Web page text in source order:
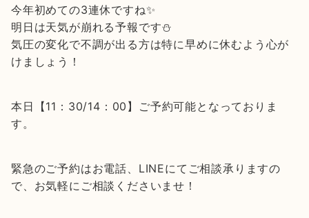
今年初めての3連休ですね✨
明日は天気が崩れる予報です⛄
気圧の変化で不調が出る方は特に早めに休むよう心が
けましょう！
本日【11：30/14：00】ご予約可能となっておりま
す。
緊急のご予約はお電話、LINEにてご相談承りますの
で、お気軽にご相談くださいませ！